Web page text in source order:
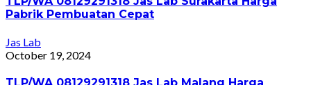
Pabrik Pembuatan Cepat
Jas Lab
October 19, 2024